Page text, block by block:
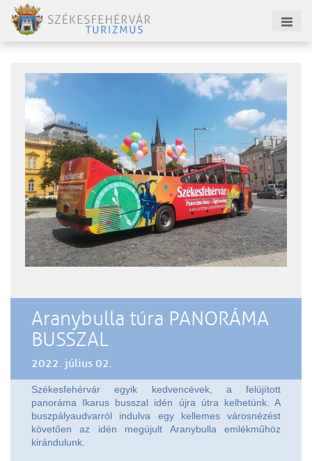
Aranybulla túra PANORÁMA
BUSSZAL
2022. július 02.
Székesfehérvár egyik kedvencévek, a felújított
panoráma Ikarus busszal idén újra útra kelhetünk. A
buszpályaudvarról indulva egy kellemes városnézést
követően az idén megújult Aranybulla emlékműhöz
kirándulunk.